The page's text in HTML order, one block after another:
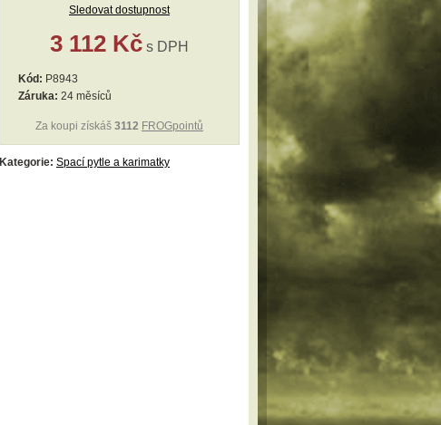
Sledovat dostupnost
3 112 Kč s DPH
Kód: P8943
Záruka: 24 měsíců
Za koupi získáš 3112 FROGpointů
Kategorie: Spací pytle a karimatky